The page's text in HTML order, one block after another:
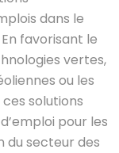
dans le
favorisant le
vertes,
ou les
solutions
pour les
du secteur des